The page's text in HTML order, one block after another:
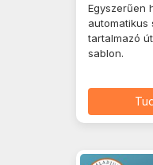
Egyszerűen
automatikus
tartalmazó
sablon.